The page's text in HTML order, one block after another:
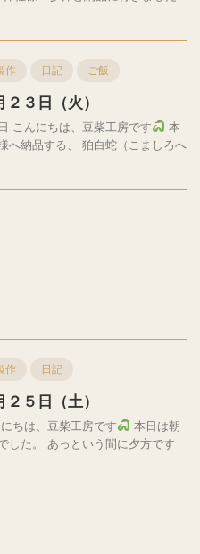
作 日記 ご飯
３日（火）
こんにちは、豆柴工房です
本
へ納品する、 狛白蛇（こましろへ
作 日記
５日（土）
ちは、豆柴工房です
本日は朝
した。 あっという間に夕方です